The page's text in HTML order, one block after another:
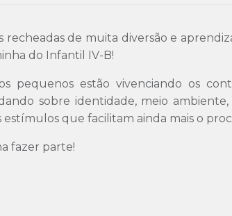
recheadas de muita diversão e
do Infantil IV-B!
pequenos estão vivenciando os
sobre identidade, meio
estímulos que facilitam ainda mais o
fazer parte!